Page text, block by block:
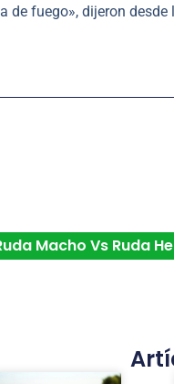
fuego», dijeron desde
Macho Vs Ruda